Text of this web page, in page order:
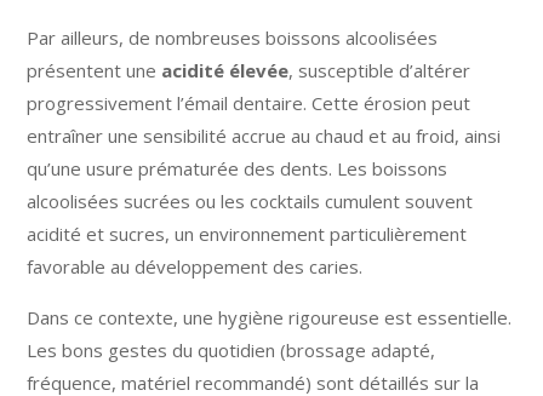
Par ailleurs, de nombreuses boissons alcoolisées
présentent une acidité élevée, susceptible d’altérer
progressivement l’émail dentaire. Cette érosion peut
entraîner une sensibilité accrue au chaud et au froid, ainsi
qu’une usure prématurée des dents. Les boissons
alcoolisées sucrées ou les cocktails cumulent souvent
acidité et sucres, un environnement particulièrement
favorable au développement des caries.
Dans ce contexte, une hygiène rigoureuse est essentielle.
Les bons gestes du quotidien (brossage adapté,
fréquence, matériel recommandé) sont détaillés sur la